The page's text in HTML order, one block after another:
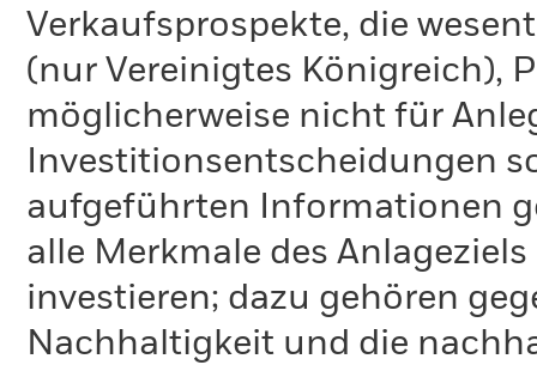
Verkaufsprospekte, die
(nur Vereinigtes Königreich),
möglicherweise nicht für
Investitionsentscheidungen
aufgeführten Informationen
alle Merkmale des
investieren; dazu gehören
Nachhaltigkeit und die